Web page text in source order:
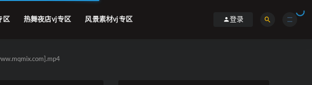
区 热舞夜店vj专区 风景素材vj专区 登录